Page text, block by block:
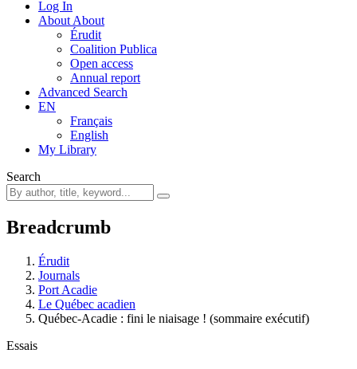
Log In
About About
Érudit
Coalition Publica
Open access
Annual report
Advanced Search
EN
Français
English
My Library
Search
Breadcrumb
Érudit
Journals
Port Acadie
Le Québec acadien
Québec-Acadie : fini le niaisage ! (sommaire exécutif)
Essais